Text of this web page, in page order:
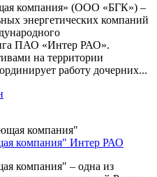
компания» (ООО «БГК») –
энергетических компаний
ПАО «Интер РАО».
на территории
работу дочерних...
компания" Интер РАО
компания" – одна из